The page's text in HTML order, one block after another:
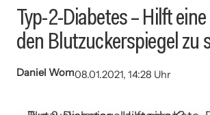
Typ-2-Diabetes – Hilft
den Blutzuckerspiegel zu
Daniel Wom08.01.2021, 14:28 Uhr